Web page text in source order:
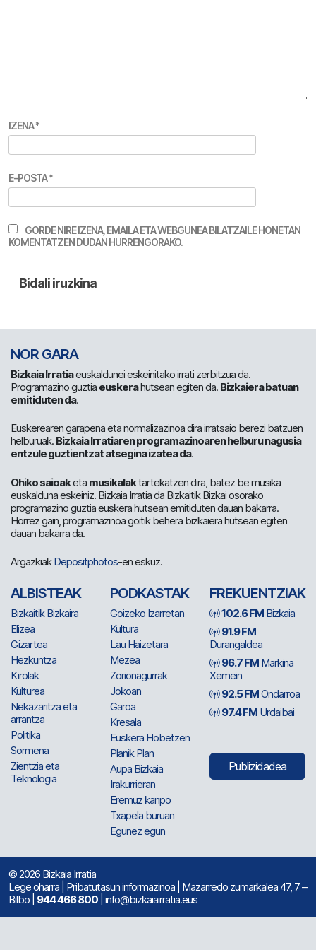
IZENA*
E-POSTA*
GORDE NIRE IZENA, EMAILA ETA WEBGUNEA BILATZAILE HONETAN
KOMENTATZEN DUDAN HURRENGORAKO.
NOR GARA
Bizkaia Irratiaeuskaldunei eskeinitako irrati zerbitzua da.
Programazino guztia euskerahutsean egiten da. Bizkaiera batuan
emitiduten da.
Euskerearen garapena eta normalizazinoa dira irratsaio berezi batzuen
helburuak. Bizkaia Irratiaren programazinoaren helburu nagusia
entzule guztientzat atsegina izatea da.
Ohiko saioaketa musikalaktartekatzen dira, batez be musika
euskalduna eskeiniz. Bizkaia Irratia da Bizkaitik Bizkai osorako
programazino guztia euskera hutsean emitiduten dauan bakarra.
Horrez gain, programazinoa goitik behera bizkaiera hutsean egiten
dauan bakarra da.
ArgazkiakDepositphotos-en eskuz.
ALBISTEAK
Bizkaitik Bizkaira
Elizea
Gizartea
Hezkuntza
Kirolak
Kulturea
Nekazaritza eta
arrantza
Politika
Sormena
Zientzia eta
Teknologia
PODKASTAK
Goizeko Izarretan
Kultura
Lau Haizetara
Mezea
Zorionagurrak
Jokoan
Garoa
Kresala
Euskera Hobetzen
Planik Plan
Aupa Bizkaia
Irakurrieran
Eremuz kanpo
Txapela buruan
Egunez egun
FREKUENTZIAK
102.6 FM Bizkaia
91.9 FM
Durangaldea
96.7 FM Markina
Xemein
92.5 FMOndarroa
97.4 FM Urdaibai
Publizidadea
© 2026 Bizkaia Irratia
Lege oharra Pribatutasun informazinoa | Mazarredo zumarkalea 47, 7 –
Bilbo | 944 466 800 | info@bizkaiairratia.eus